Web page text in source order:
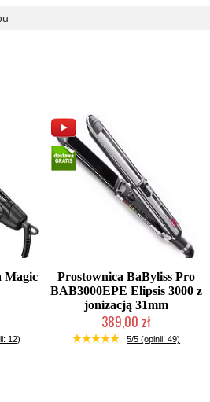
Magic
12)
Prostownica BaByliss Pro
BAB3000EPE Elipsis 3000 z
jonizacją 31mm
389,00 zł
Duża ilość (wysyłka w 24h)
5/5 (opinii: 49)